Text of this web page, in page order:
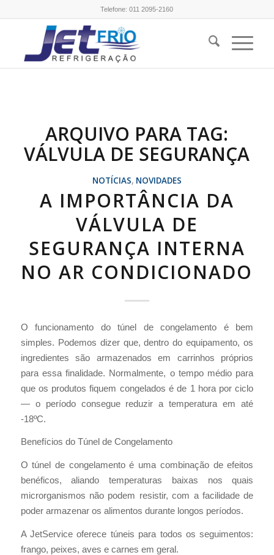
Telefone:011 2095-2160
ARQUIVO PARA TAG:
VÁLVULA DE SEGURANÇA
NOTÍCIAS, NOVIDADES
A IMPORTÂNCIA DA
VÁLVULA DE
SEGURANÇA INTERNA
NO AR CONDICIONADO
O funcionamento do túnel de congelamento é bem
simples. Podemos dizer que, dentro do equipamento, os
ingredientes são armazenados em carrinhos próprios
para essa finalidade. Normalmente, o tempo médio para
que os produtos fiquem congelados é de 1 hora por ciclo
— o período consegue reduzir a temperatura em até
-18ºC.
Benefícios do Túnel de Congelamento
O túnel de congelamento é uma combinação de efeitos
benéficos, aliando temperaturas baixas nos quais
microrganismos não podem resistir, com a facilidade de
poder armazenar os alimentos durante longos períodos.
A JetService oferece túneis para todos os seguimentos:
frango, peixes, aves e carnes em geral.